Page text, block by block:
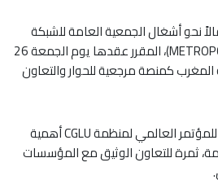
نحو أشغال الجمعية العامة للشبكة
العالمية للمدن الكبرى (METROPOLIS)، المقرر عقدها يوم الجمعة 26
مكانة المغرب كمنصة مرجعية للحوار والتعاون
ويعكس نجاح الدورة الثامنة للمؤتمر العالمي لمنظمة CGLU أهمية
ثمرة للتعاون الوثيق مع المؤسسات